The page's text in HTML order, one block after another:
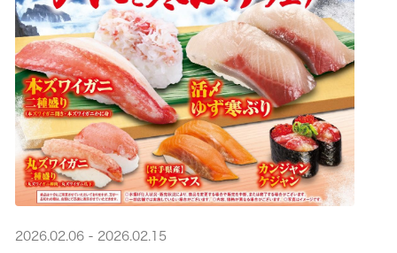
2026.02.06 - 2026.02.15